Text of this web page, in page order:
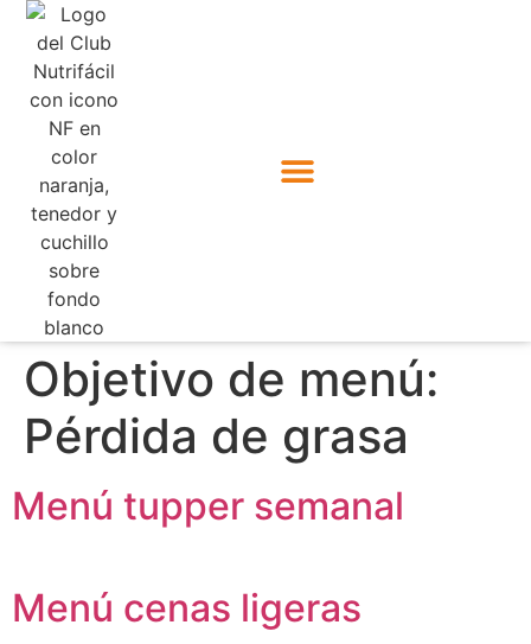
Objetivo de menú:
Pérdida de grasa
Menú tupper semanal
Menú cenas ligeras